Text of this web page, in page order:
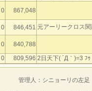
0 867,048
0 846,451 元アーリークロス
0
840,788
0 809,596 2日天下( ´Д｀)=3 ﾌｩ
管理人：シニョーリの左足